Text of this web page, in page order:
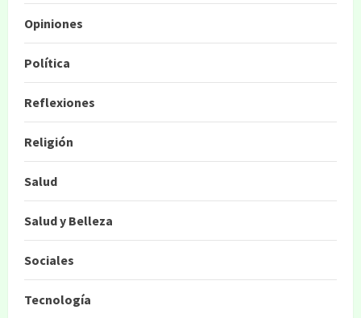
Opiniones
Política
Reflexiones
Religión
Salud
Salud y Belleza
Sociales
Tecnología